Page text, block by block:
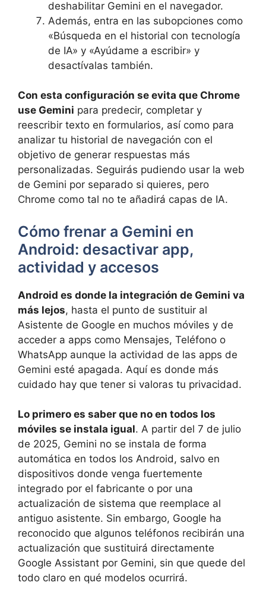
deshabilitar Gemini en el navegador.
Además, entra en las subopciones como
«Búsqueda en el historial con tecnología
de IA» y «Ayúdame a escribir» y
desactívalas también.
Con esta configuración se evita que Chrome
use Gemini para predecir, completar y
reescribir texto en formularios, así como para
analizar tu historial de navegación con el
objetivo de generar respuestas más
personalizadas. Seguirás pudiendo usar la web
de Gemini por separado si quieres, pero
Chrome como tal no te añadirá capas de IA.
Cómo frenar a Gemini en
Android: desactivar app,
actividad y accesos
Android es donde la integración de Gemini va
más lejos, hasta el punto de sustituir al
Asistente de Google en muchos móviles y de
acceder a apps como Mensajes, Teléfono o
WhatsApp aunque la actividad de las apps de
Gemini esté apagada. Aquí es donde más
cuidado hay que tener si valoras tu privacidad.
Lo primero es saber que no en todos los
móviles se instala igual. A partir del 7 de julio
de 2025, Gemini no se instala de forma
automática en todos los Android, salvo en
dispositivos donde venga fuertemente
integrado por el fabricante o por una
actualización de sistema que reemplace al
antiguo asistente. Sin embargo, Google ha
reconocido que algunos teléfonos recibirán una
actualización que sustituirá directamente
Google Assistant por Gemini, sin que quede del
todo claro en qué modelos ocurrirá.